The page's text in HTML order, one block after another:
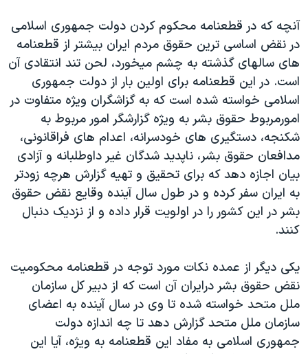
آنچه که در قطعنامه محکوم کردن دولت جمهوری اسلامی
در نقض اساسی ترين حقوق مردم ايران بيشتر از قطعنامه
های سالهای گذشته به چشم ميخورد، لحن تند انتقادی آن
است. در اين قطعنامه برای اولين بار از دولت جمهوری
اسلامی خواسته شده است که به گزاشگران ويژه متفاوت در
امورمربوط حقوق بشر به ويژه گزارشگر امور مربوط به
شکنجه، دستگيری های خودسرانه، اعدام های فراقانونی،
مدافعان حقوق بشر، ناپديد شدگان غير داوطلبانه و آزادی
بيان اجازه دهد که برای تحقيق و تهيه گزارش هرچه زودتر
به ايران سفر کرده و در طول سال آينده وقايع نقض حقوق
بشر در اين کشور را در اولويت قرار داده و از نزديک دنبال
کنند.
يکی ديگر از عمده نکات مورد توجه در قطعنامه محکوميت
نقض حقوق بشر درايران آن است که از دبير کل سازمان
ملل متحد خواسته شده تا وی در سال آينده به اعضای
سازمان ملل متحد گزارش دهد تا چه اندازه دولت
جمهوری اسلامی به مفاد اين قطعنامه به ويژه، آيا اين